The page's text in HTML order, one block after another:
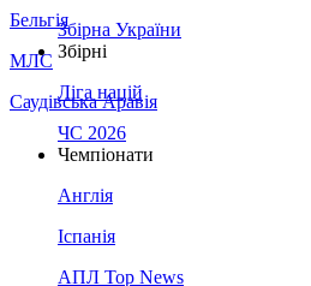
Бельгія
МЛС
Саудівська Аравія
Збірна України
Збірні
Ліга націй
ЧС 2026
Чемпіонати
Англія
Іспанія
АПЛ Top News